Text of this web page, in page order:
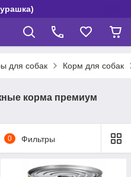
для собак Корм для собак
корма премиум
0 Фильтры